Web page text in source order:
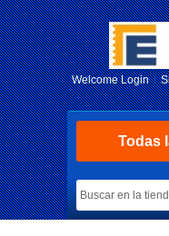
WelcomeLogin
Todas